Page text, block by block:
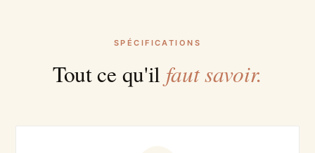
SPÉCIFICATIONS
Tout ce qu'il faut savoir.